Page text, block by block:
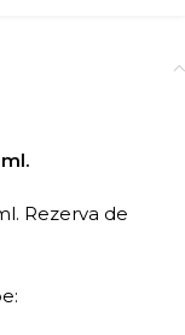
Rezerva de